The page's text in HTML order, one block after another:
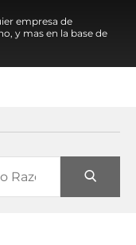
empresa de
y mas en la base de